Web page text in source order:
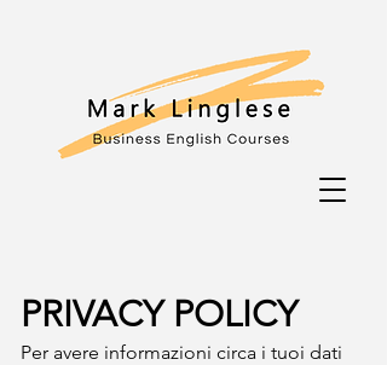
PRIVACY POLICY
Per avere informazioni circa i tuoi dati